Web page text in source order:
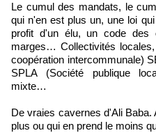
Le cumul des mandats, le
qui n'en est plus un, une loi
profit d'un élu, un code des
marges… Collectivités
coopération intercommunale)
SPLA (Société publique
mixte…
De vraies cavernes d'Ali
plus ou qui en prend le moins